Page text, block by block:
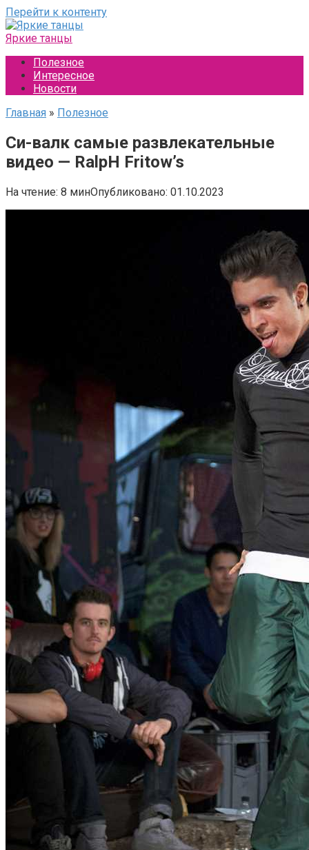
Перейти к контенту
Яркие танцы
Полезное
Интересное
Новости
Главная » Полезное
Си-валк самые развлекательные
видео — RalpH Fritow’s
На чтение: 8 минОпубликовано: 01.10.2023